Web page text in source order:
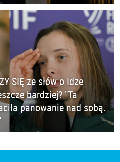
SIĘ ze słów o Idze
bardziej? "Ta
panowanie nad sobą.